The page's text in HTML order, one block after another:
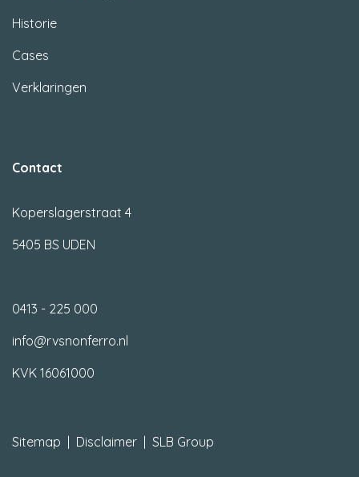
Historie
Cases
Verklaringen
Contact
Koperslagerstraat 4
5405 BS UDEN
0413 - 225 000
info@rvsnonferro.nl
KVK 16061000
Sitemap | Disclaimer | SLB Group